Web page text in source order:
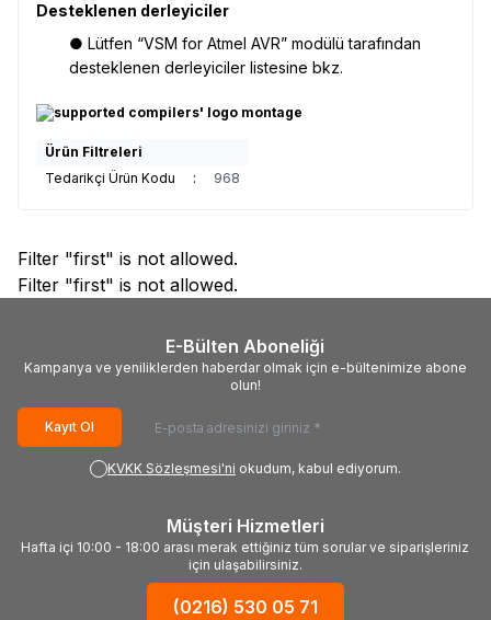
Desteklenen derleyiciler
● Lütfen “VSM for Atmel AVR” modülü tarafından
desteklenen derleyiciler listesine bkz.
Ürün Filtreleri
Tedarikçi Ürün Kodu
: 968
Filter "first" is not allowed.
Filter "first" is not allowed.
E-Bülten Aboneliği
Kampanya ve yeniliklerden haberdar olmak için e-bültenimize abone
olun!
Kayıt Ol
KVKK Sözleşmesi'ni okudum, kabul ediyorum.
Müşteri Hizmetleri
Hafta içi 10:00 - 18:00 arası merak ettiğiniz tüm sorular ve siparişleriniz
için ulaşabilirsiniz.
(0216) 530 05 71